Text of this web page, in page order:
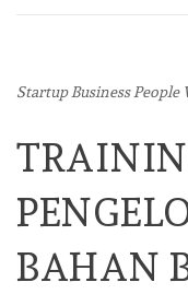
Startup Business
BAHAN